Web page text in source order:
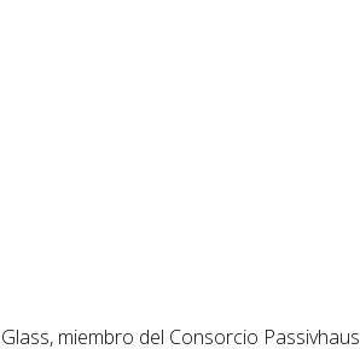
miembro del Consorcio Passivhaus